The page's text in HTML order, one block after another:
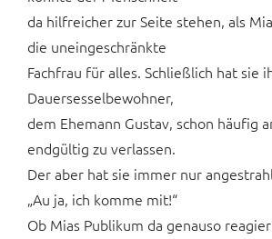
da hilfreicher zur Seite stehen, als
die uneingeschränkte
Fachfrau für alles. Schließlich hat sie
Dauersesselbewohner,
dem Ehemann Gustav, schon häufig
endgültig zu verlassen.
Der aber hat sie immer nur
„Au ja, ich komme mit!“
Ob Mias Publikum da genauso